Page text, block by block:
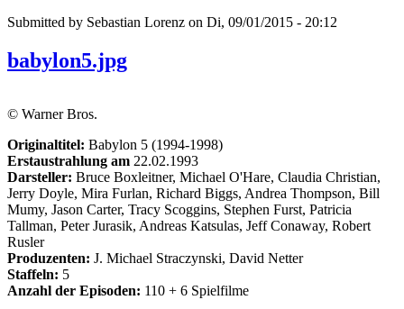
Submitted by Sebastian Lorenz on Di, 09/01/2015 - 20:12
babylon5.jpg
© Warner Bros.
Originaltitel: Babylon 5 (1994-1998)
Erstaustrahlung am 22.02.1993
Darsteller: Bruce Boxleitner, Michael O'Hare, Claudia Christian,
Jerry Doyle, Mira Furlan, Richard Biggs, Andrea Thompson, Bill
Mumy, Jason Carter, Tracy Scoggins, Stephen Furst, Patricia
Tallman, Peter Jurasik, Andreas Katsulas, Jeff Conaway, Robert
Rusler
Produzenten: J. Michael Straczynski, David Netter
Staffeln: 5
Anzahl der Episoden: 110 + 6 Spielfilme